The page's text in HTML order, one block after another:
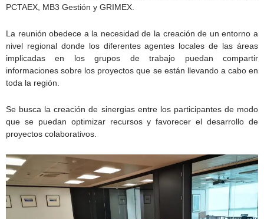
PCTAEX, MB3 Gestión y GRIMEX.
La reunión obedece a la necesidad de la creación de un entorno a
nivel regional donde los diferentes agentes locales de las áreas
implicadas en los grupos de trabajo puedan compartir
informaciones sobre los proyectos que se están llevando a cabo en
toda la región.
Se busca la creación de sinergias entre los participantes de modo
que se puedan optimizar recursos y favorecer el desarrollo de
proyectos colaborativos.